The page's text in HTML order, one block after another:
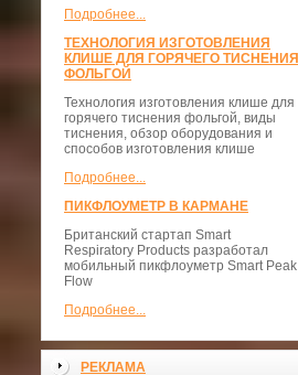
Подробнее...
ТЕХНОЛОГИЯ ИЗГОТОВЛЕНИЯ
КЛИШЕ ДЛЯ ГОРЯЧЕГО ТИСНЕНИЯ
ФОЛЬГОЙ
Технология изготовления клише для
горячего тиснения фольгой, виды
тиснения, обзор оборудования и
способов изготовления клише
Подробнее...
ПИКФЛОУМЕТР В КАРМАНЕ
Британский стартап Smart
Respiratory Products разработал
мобильный пикфлоуметр Smart Peak
Flow
Подробнее...
РЕКЛАМА